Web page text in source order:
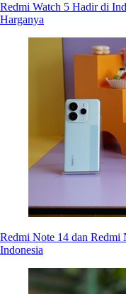
Redmi Watch 5 Hadir di
Harganya
Redmi Note 14 dan Redmi
Indonesia